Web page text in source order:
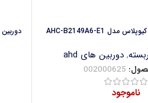
, دوربین های ahd
002000625
ناموجود
دوربین 2 مگاپیکسل کیوپلاس مدل PL-AHC DW254A4E1